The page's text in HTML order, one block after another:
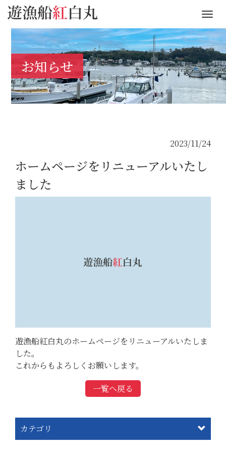
M
e
n
u
お知らせ
2023/11/24
ホームページをリニューアルいたし
ました
遊漁船紅白丸のホームページをリニューアルいたしま
した。
これからもよろしくお願いします。
一覧へ戻る
カテゴリ